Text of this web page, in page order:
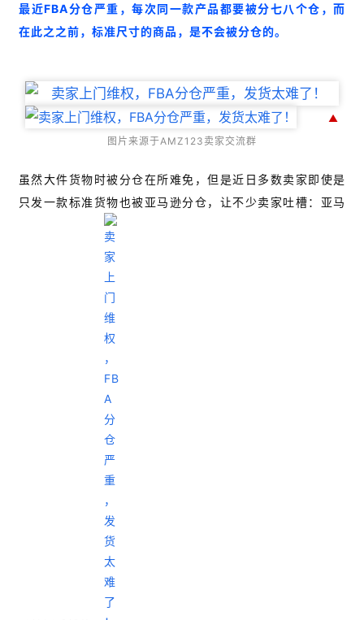
最近FBA分仓严重，每次同一款产品都要被分七八个仓，而
在此之之前，标准尺寸的商品，是不会被分仓的。
▲
图片来源于AMZ123卖家交流群
虽然大件货物时被分仓在所难免，但是近日多数卖家即使是
只发一款标准货物也被亚马逊分仓，让不少卖家吐槽：亚马